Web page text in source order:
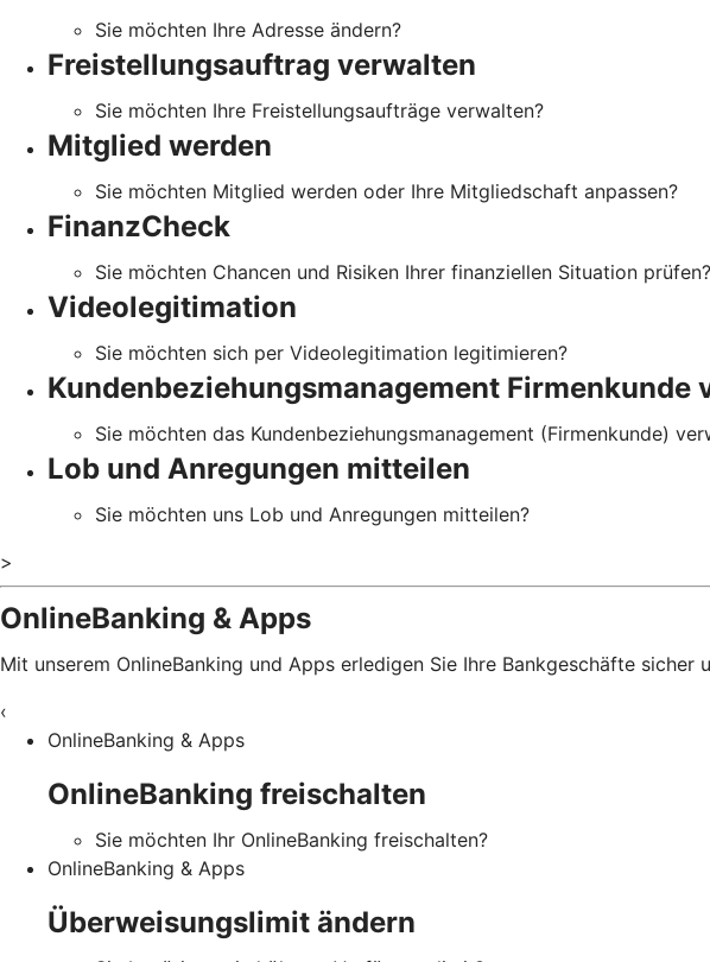
Sie möchten Ihre Adresse ändern?
Freistellungsauftrag verwalten
Sie möchten Ihre Freistellungsaufträge verwalten?
Mitglied werden
Sie möchten Mitglied werden oder Ihre Mitgliedschaft anpassen?
FinanzCheck
Sie möchten Chancen und Risiken Ihrer finanziellen Situation prüfen?
Videolegitimation
Sie möchten sich per Videolegitimation legitimieren?
Kundenbeziehungsmanagement Firmenkunde
Sie möchten das Kundenbeziehungsmanagement (Firmenkunde)
Lob und Anregungen mitteilen
Sie möchten uns Lob und Anregungen mitteilen?
>
OnlineBanking & Apps
Mit unserem OnlineBanking und Apps erledigen Sie Ihre Bankgeschäfte
‹
OnlineBanking & Apps
OnlineBanking freischalten
Sie möchten Ihr OnlineBanking freischalten?
OnlineBanking & Apps
Überweisungslimit ändern